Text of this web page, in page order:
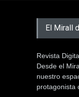
El Mirall
Revista
Desde el
nuestro
protagonista